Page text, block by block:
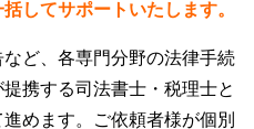
してサポートいたします。
ど、各専門分野の法律手続
携する司法書士・税理士と
めます。ご依頼者様が個別